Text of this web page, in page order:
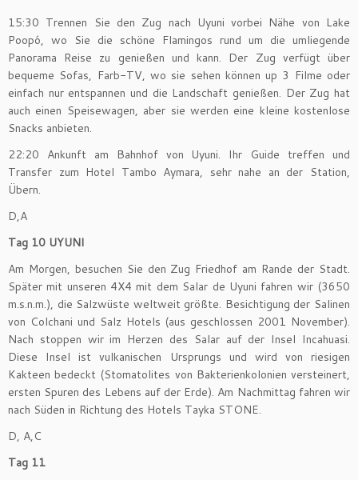
15:30 Trennen Sie den Zug nach Uyuni vorbei Nähe von Lake
Poopó, wo Sie die schöne Flamingos rund um die umliegende
Panorama Reise zu genießen und kann. Der Zug verfügt über
bequeme Sofas, Farb-TV, wo sie sehen können up 3 Filme oder
einfach nur entspannen und die Landschaft genießen. Der Zug hat
auch einen Speisewagen, aber sie werden eine kleine kostenlose
Snacks anbieten.
22:20 Ankunft am Bahnhof von Uyuni. Ihr Guide treffen und
Transfer zum Hotel Tambo Aymara, sehr nahe an der Station,
Übern.
D,A
Tag 10 UYUNI
Am Morgen, besuchen Sie den Zug Friedhof am Rande der Stadt.
Später mit unseren 4X4 mit dem Salar de Uyuni fahren wir (3650
m.s.n.m.), die Salzwüste weltweit größte. Besichtigung der Salinen
von Colchani und Salz Hotels (aus geschlossen 2001 November).
Nach stoppen wir im Herzen des Salar auf der Insel Incahuasi.
Diese Insel ist vulkanischen Ursprungs und wird von riesigen
Kakteen bedeckt (Stomatolites von Bakterienkolonien versteinert,
ersten Spuren des Lebens auf der Erde). Am Nachmittag fahren wir
nach Süden in Richtung des Hotels Tayka STONE.
D, A,C
Tag 11